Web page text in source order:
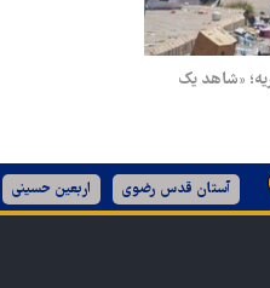
«شاهد یک
آستان قدس رضوی اربعین حسینی